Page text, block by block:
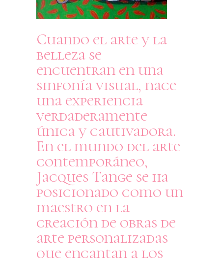
Cuando el arte y la
belleza se
encuentran en una
sinfonía visual, nace
una experiencia
verdaderamente
única y cautivadora.
En el mundo del arte
contemporáneo,
Jacques Tange se ha
posicionado como un
maestro en la
creación de obras de
arte personalizadas
que encantan a los